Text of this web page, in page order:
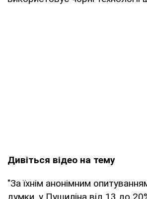
Дивіться відео на тему
"За їхнім анонімним